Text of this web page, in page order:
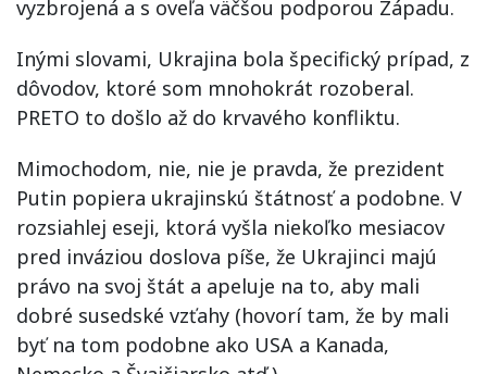
vyzbrojená a s oveľa väčšou podporou Západu.
Inými slovami, Ukrajina bola špecifický prípad, z
dôvodov, ktoré som mnohokrát rozoberal.
PRETO to došlo až do krvavého konfliktu.
Mimochodom, nie, nie je pravda, že prezident
Putin popiera ukrajinskú štátnosť a podobne. V
rozsiahlej eseji, ktorá vyšla niekoľko mesiacov
pred inváziou doslova píše, že Ukrajinci majú
právo na svoj štát a apeluje na to, aby mali
dobré susedské vzťahy (hovorí tam, že by mali
byť na tom podobne ako USA a Kanada,